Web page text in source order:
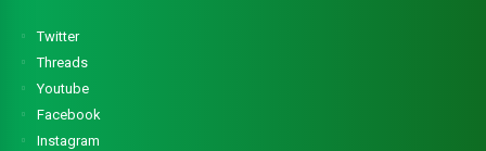
Twitter
Threads
Youtube
Facebook
Instagram